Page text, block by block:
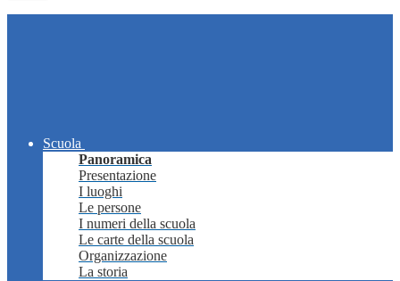
Scuola
Panoramica
Presentazione
I luoghi
Le persone
I numeri della scuola
Le carte della scuola
Organizzazione
La storia